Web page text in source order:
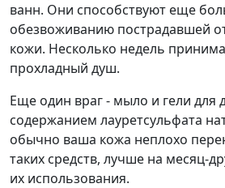
ванн. Они способствуют еще
обезвоживанию пострадав­шей
кожи. Несколько недель
прохладный душ.
Еще один враг - мыло и гели
содержанием лауретсульфата
обычно ваша кожа неплохо
таких средств, лучше на месяц-
их использования.